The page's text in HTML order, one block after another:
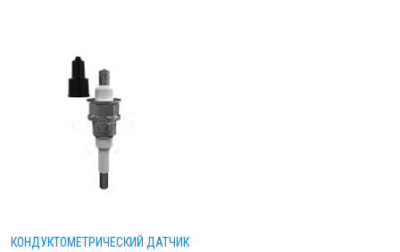
КОНДУКТОМЕТРИЧЕСКИЙ ДАТЧИК